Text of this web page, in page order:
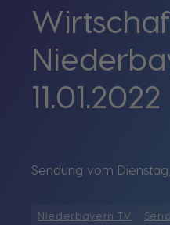
11.01.2022
Sendung vom Dienstag,
Niederbayern TV